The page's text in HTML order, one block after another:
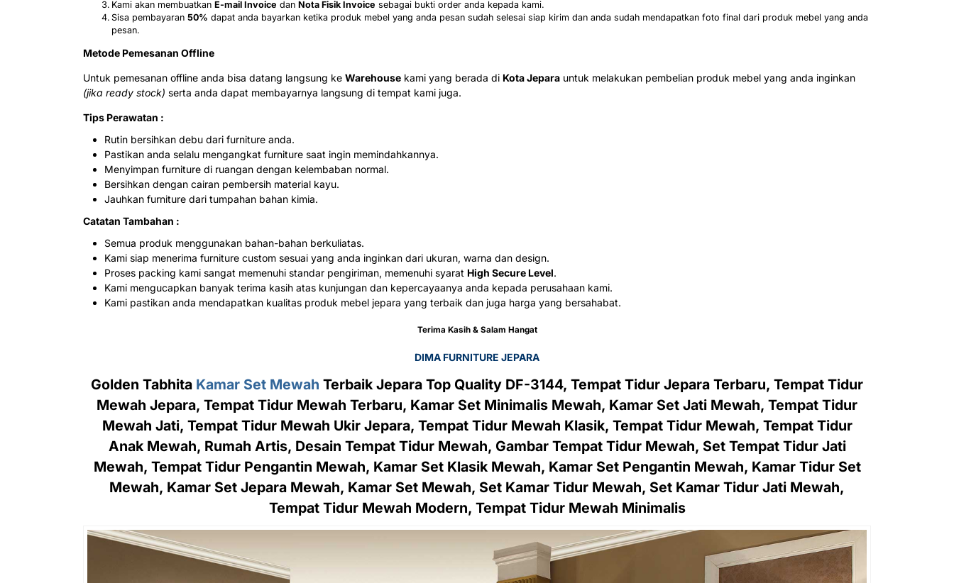
Kami akan membuatkan E-mail Invoice dan Nota Fisik Invoice sebagai bukti order anda kepada kami.
Sisa pembayaran 50% dapat anda bayarkan ketika produk mebel yang anda pesan sudah selesai siap kirim dan anda sudah mendapatkan foto final dari produk mebel yang anda
pesan.
Metode Pemesanan Offline
Untuk pemesanan offline anda bisa datang langsung ke Warehouse kami yang berada di Kota Jepara untuk melakukan pembelian produk mebel yang anda inginkan
(jika ready stock) serta anda dapat membayarnya langsung di tempat kami juga.
Tips Perawatan :
Rutin bersihkan debu dari furniture anda.
Pastikan anda selalu mengangkat furniture saat ingin memindahkannya.
Menyimpan furniture di ruangan dengan kelembaban normal.
Bersihkan dengan cairan pembersih material kayu.
Jauhkan furniture dari tumpahan bahan kimia.
Catatan Tambahan :
Semua produk menggunakan bahan-bahan berkuliatas.
Kami siap menerima furniture custom sesuai yang anda inginkan dari ukuran, warna dan design.
Proses packing kami sangat memenuhi standar pengiriman, memenuhi syarat High Secure Level.
Kami mengucapkan banyak terima kasih atas kunjungan dan kepercayaanya anda kepada perusahaan kami.
Kami pastikan anda mendapatkan kualitas produk mebel jepara yang terbaik dan juga harga yang bersahabat.
Terima Kasih & Salam Hangat
DIMA FURNITURE JEPARA
Golden Tabhita Kamar Set Mewah Terbaik Jepara Top Quality DF-3144, Tempat Tidur Jepara Terbaru, Tempat Tidur
Mewah Jepara, Tempat Tidur Mewah Terbaru, Kamar Set Minimalis Mewah, Kamar Set Jati Mewah, Tempat Tidur
Mewah Jati, Tempat Tidur Mewah Ukir Jepara, Tempat Tidur Mewah Klasik, Tempat Tidur Mewah, Tempat Tidur
Anak Mewah, Rumah Artis, Desain Tempat Tidur Mewah, Gambar Tempat Tidur Mewah, Set Tempat Tidur Jati
Mewah, Tempat Tidur Pengantin Mewah, Kamar Set Klasik Mewah, Kamar Set Pengantin Mewah, Kamar Tidur Set
Mewah, Kamar Set Jepara Mewah, Kamar Set Mewah, Set Kamar Tidur Mewah, Set Kamar Tidur Jati Mewah,
Tempat Tidur Mewah Modern, Tempat Tidur Mewah Minimalis